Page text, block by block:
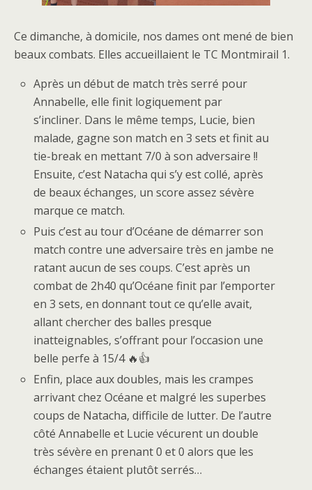
Ce dimanche, à domicile, nos dames ont mené de bien
beaux combats. Elles accueillaient le TC Montmirail 1.
Après un début de match très serré pour
Annabelle, elle finit logiquement par
s’incliner. Dans le même temps, Lucie, bien
malade, gagne son match en 3 sets et finit au
tie-break en mettant 7/0 à son adversaire !!
Ensuite, c’est Natacha qui s’y est collé, après
de beaux échanges, un score assez sévère
marque ce match.
Puis c’est au tour d’Océane de démarrer son
match contre une adversaire très en jambe ne
ratant aucun de ses coups. C’est après un
combat de 2h40 qu’Océane finit par l’emporter
en 3 sets, en donnant tout ce qu’elle avait,
allant chercher des balles presque
inatteignables, s’offrant pour l’occasion une
belle perfe à 15/4 🔥👍
Enfin, place aux doubles, mais les crampes
arrivant chez Océane et malgré les superbes
coups de Natacha, difficile de lutter. De l’autre
côté Annabelle et Lucie vécurent un double
très sévère en prenant 0 et 0 alors que les
échanges étaient plutôt serrés…